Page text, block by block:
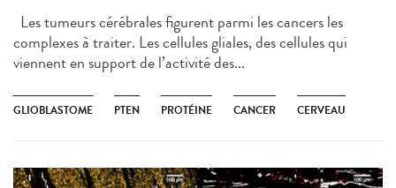
Les tumeurs cérébrales figurent parmi les cancers les
complexes à traiter. Les cellules gliales, des cellules qui
viennent en support de l’activité des...
GLIOBLASTOME PTEN PROTÉINE CANCER CERVEAU